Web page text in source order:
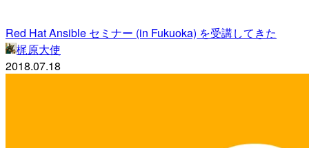
Red Hat Ansible セミナー (in Fukuoka) を受講してきた
梶原大使
2018.07.18